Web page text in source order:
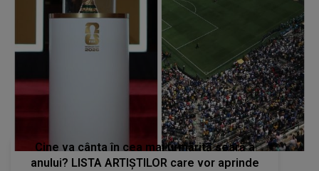
Cine va cânta în cea mai urmărită seară a
anului? LISTA ARTIȘTILOR care vor aprinde